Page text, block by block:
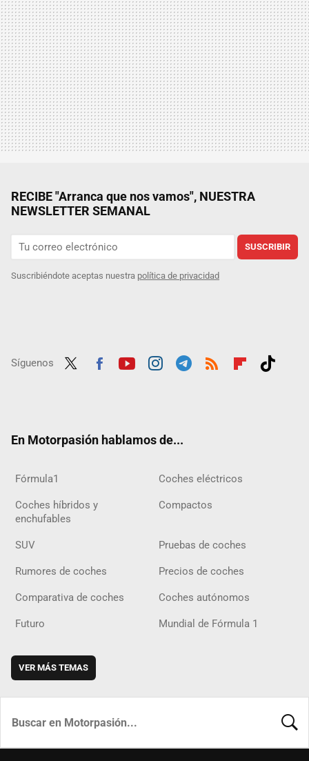
RECIBE "Arranca que nos vamos", NUESTRA
NEWSLETTER SEMANAL
SUSCRIBIR
Suscribiéndote aceptas nuestra política de privacidad
Síguenos
En Motorpasión hablamos de...
Fórmula1 Coches eléctricos
Coches híbridos y
enchufables
Compactos
SUV Pruebas de coches
Rumores de coches Precios de coches
Comparativa de coches Coches autónomos
Futuro Mundial de Fórmula 1
VER MÁS TEMAS